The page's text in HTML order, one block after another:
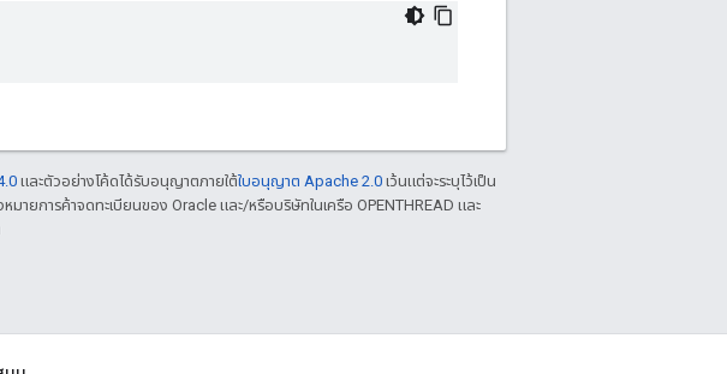
และตัวอย่างโค้ดได้รับอนุญาตภายใต้ใบอนุญาต Apache 2.0 เว้นแต่จะระบุไว้เป็น
มายการค้าจดทะเบียนของ Oracle และ/หรือบริษัทในเครือ OPENTHREAD และ